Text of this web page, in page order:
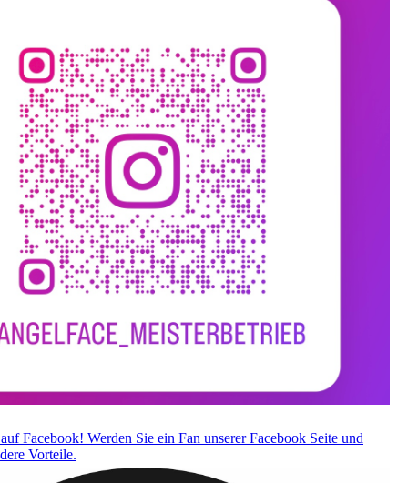
Facebook! Werden Sie ein Fan unserer Facebook Seite und
Vorteile.